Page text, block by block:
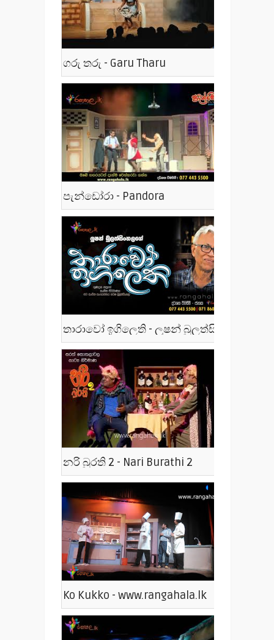
ගරු තරු - Garu Tharu
පැන්ඩෝරා - Pandora
නරි බුරති 2 - Nari Burathi 2
Ko Kukko - www.rangahala.lk